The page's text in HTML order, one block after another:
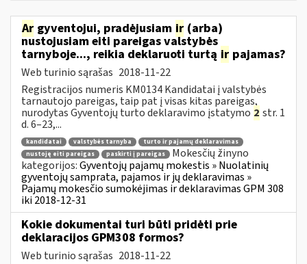
Ar gyventojui, pradėjusiam ir (arba)
nustojusiam eiti pareigas valstybės
tarnyboje..., reikia deklaruoti turtą ir pajamas?
Web turinio sąrašas 2018-11-22
Registracijos numeris KM0134 Kandidatai į valstybės
tarnautojo pareigas, taip pat į visas kitas pareigas,
nurodytas Gyventojų turto deklaravimo įstatymo 2 str. 1
d. 6–23,...
kandidatai valstybės tarnyba
turto ir pajamų deklaravimas
nustoję eiti pareigas
paskirti į pareigas
Mokesčių žinyno
kategorijos:Gyventojų pajamų mokestis » Nuolatinių
gyventojų samprata, pajamos ir jų deklaravimas »
Pajamų mokesčio sumokėjimas ir deklaravimas GPM 308
iki 2018-12-31
Kokie dokumentai turi būti pridėti prie
deklaracijos GPM308 formos?
Web turinio sąrašas 2018-11-22